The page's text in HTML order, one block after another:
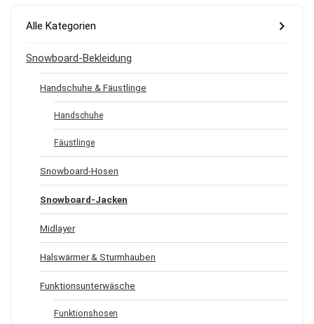
Alle Kategorien
Snowboard-Bekleidung
Handschuhe & Fäustlinge
Handschuhe
Fäustlinge
Snowboard-Hosen
Snowboard-Jacken
Midlayer
Halswärmer & Sturmhauben
Funktionsunterwäsche
Funktionshosen